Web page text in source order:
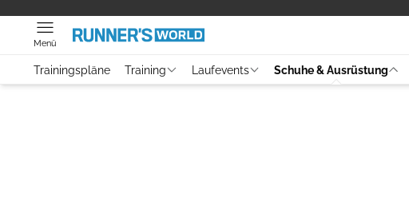
Menü
Trainingspläne Training Laufevents Schuhe & Ausrüstung